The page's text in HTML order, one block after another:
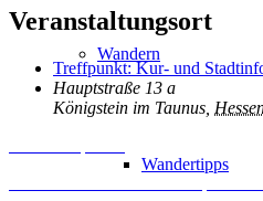
Wandern
Wandertipps
Veranstaltungsort
Treffpunkt: Kur- und
Hauptstraße 13 a
Königstein im Taunus